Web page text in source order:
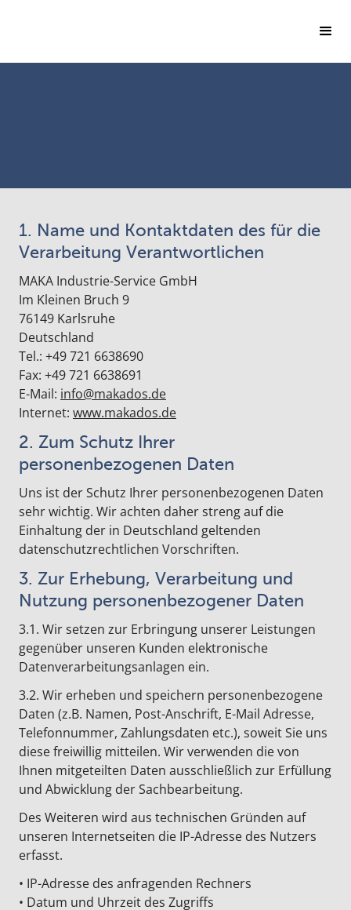
1. Name und Kontaktdaten des für die
Verarbeitung Verantwortlichen
MAKA Industrie-Service GmbH
Im Kleinen Bruch 9
76149 Karlsruhe
Deutschland
Tel.: +49 721 6638690
Fax: +49 721 6638691
E-Mail: info@makados.de
Internet: www.makados.de
2. Zum Schutz Ihrer
personenbezogenen Daten
Uns ist der Schutz Ihrer personenbezogenen Daten
sehr wichtig. Wir achten daher streng auf die
Einhaltung der in Deutschland geltenden
datenschutzrechtlichen Vorschriften.
3. Zur Erhebung, Verarbeitung und
Nutzung personenbezogener Daten
3.1. Wir setzen zur Erbringung unserer Leistungen
gegenüber unseren Kunden elektronische
Datenverarbeitungsanlagen ein.
3.2. Wir erheben und speichern personenbezogene
Daten (z.B. Namen, Post-Anschrift, E-Mail Adresse,
Telefonnummer, Zahlungsdaten etc.), soweit Sie uns
diese freiwillig mitteilen. Wir verwenden die von
Ihnen mitgeteilten Daten ausschließlich zur Erfüllung
und Abwicklung der Sachbearbeitung.
Des Weiteren wird aus technischen Gründen auf
unseren Internetseiten die IP-Adresse des Nutzers
erfasst.
• IP-Adresse des anfragenden Rechners
• Datum und Uhrzeit des Zugriffs